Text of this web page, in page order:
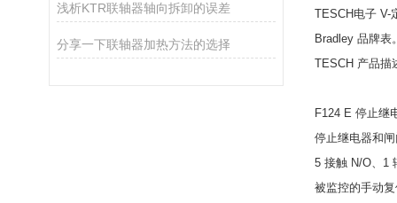
浅析KTR联轴器轴向拆卸的误差
分享一下联轴器加热方法的选择
TESCH电子 V-
Bradley 品牌表
TESCH 产品描
F124 E 停止继
停止继电器和
5 接触 N/O、1
被监控的手动